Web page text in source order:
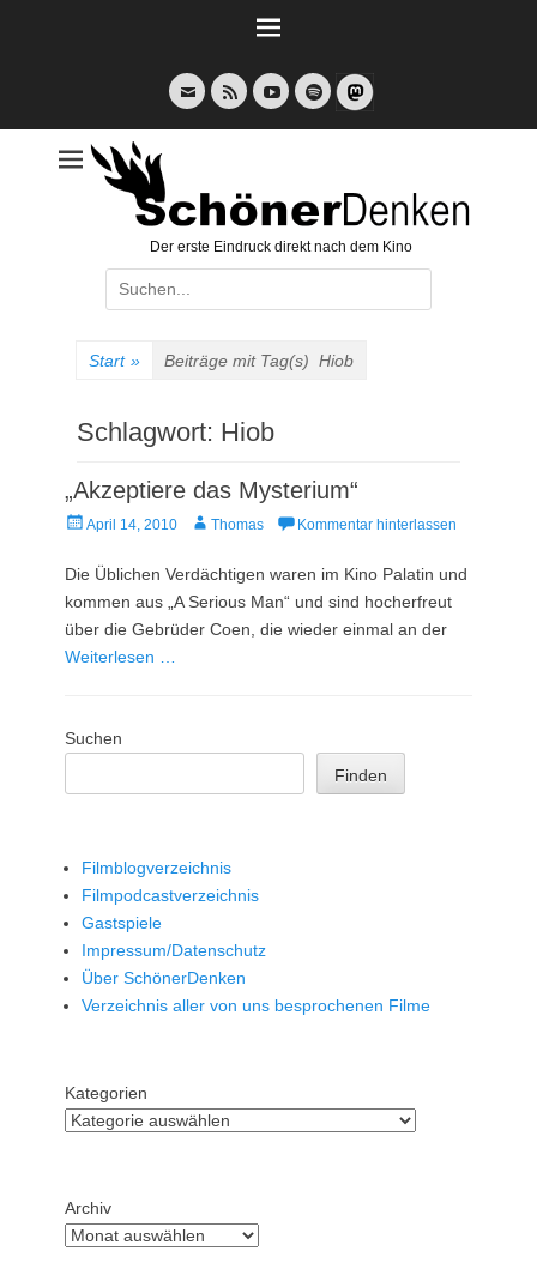
E-
Mail
Feed YouTubeSpotify
Der erste Eindruck direkt nach dem Kino
Suche
nach:
Start » Beiträge mit Tag(s) Hiob
Schlagwort: Hiob
„Akzeptiere das Mysterium“
Veröffentlicht
April 14, 2010 AutorThomas Kommentar hinterlassen
Die Üblichen Verdächtigen waren im Kino Palatin und
kommen aus „A Serious Man“ und sind hocherfreut
über die Gebrüder Coen, die wieder einmal an der
Weiterlesen …
Suchen
Finden
Filmblogverzeichnis
Filmpodcastverzeichnis
Gastspiele
Impressum/Datenschutz
Über SchönerDenken
Verzeichnis aller von uns besprochenen Filme
Kategorien
Archiv